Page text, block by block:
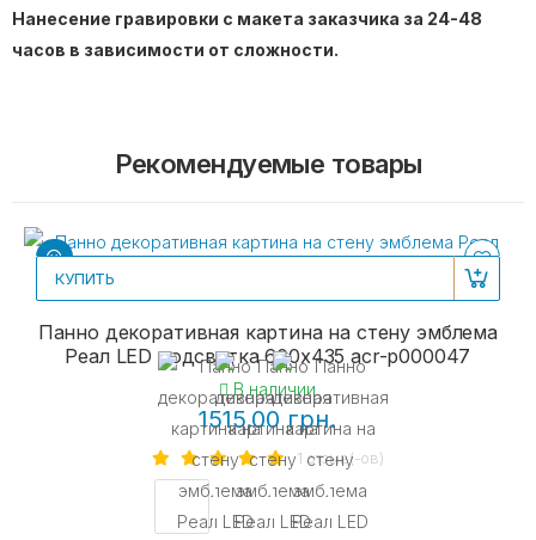
Нанесение гравировки с макета заказчика за 24-48
часов в зависимости от сложности.
Рекомендуемые товары
КУПИТЬ
Панно декоративная картина на стену эмблема
Реал LED подсветка 600х435 acr-p000047
В наличии
1515.00 грн.
1 отзыв(-ов)